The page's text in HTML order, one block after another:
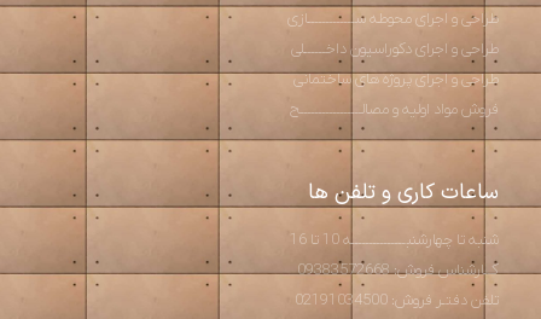
طراحی و اجرای محوطه ســـــــــــــازی
طراحی و اجرای دکوراسیون داخــــــلی
طراحی و اجرای پروژه های ساختمانی
فروش مواد اولیه و مصالـــــــــــــــــح
ساعات کاری و تلفن ها
شنبه تا چهارشنبـــــــــــــــه 10 تا 16
کــارشناس فروش: 09383572668
تلفن دفتـر فروش: 02191034500